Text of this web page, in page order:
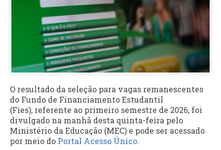
O resultado da seleção para vagas remanescentes
do Fundo de Financiamento Estudantil
(Fies), referente ao primeiro semestre de 2026, foi
divulgado na manhã desta quinta-feira pelo
Ministério da Educação (MEC) e pode ser acessado
por meio do Portal Acesso Único.